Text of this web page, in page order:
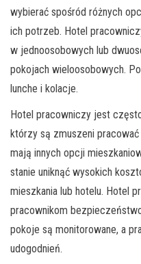
wybierać spośród różnych
ich potrzeb. Hotel
w jednoosobowych lub
pokojach wieloosobowych.
lunche i kolacje.
Hotel pracowniczy jest
którzy są zmuszeni
mają innych opcji
stanie uniknąć wysokich
mieszkania lub hotelu. Hotel
pracownikom
pokoje są monitorowane, a
udogodnień.